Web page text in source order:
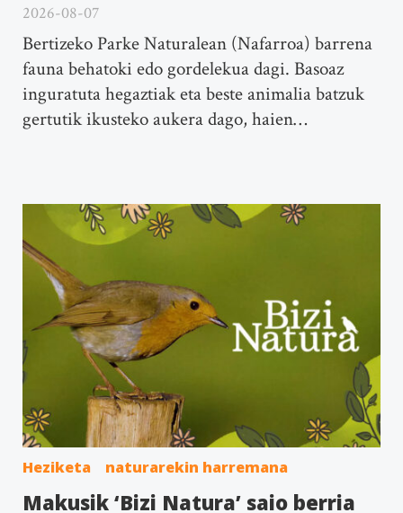
2026-08-07
Bertizeko Parke Naturalean (Nafarroa) barrena
fauna behatoki edo gordelekua dagi. Basoaz
inguratuta hegaztiak eta beste animalia batzuk
gertutik ikusteko aukera dago, haien…
Heziketa naturarekin harremana
Makusik ‘Bizi Natura’ saio berria